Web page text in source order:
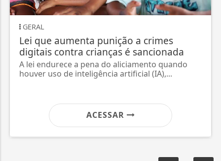
GERAL
Lei que aumenta punição a crimes
digitais contra crianças é sancionada
A lei endurece a pena do aliciamento quando
houver uso de inteligência artificial (IA),...
ACESSAR